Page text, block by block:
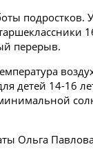
подростков.
перерыв.
детей 14-16
Ольга